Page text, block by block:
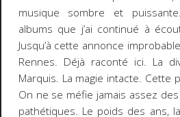
musique sombre et
albums que j’ai continué à
Jusqu’à cette annonce
Rennes. Déjà raconté ici. La
Marquis. La magie intacte. Cette
On ne se méfie jamais assez
pathétiques. Le poids des ans,